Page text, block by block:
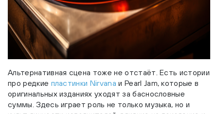
Альтернативная сцена тоже не отстаёт. Есть истории
про редкие пластинки Nirvana и Pearl Jam, которые в
оригинальных изданиях уходят за баснословные
суммы. Здесь играет роль не только музыка, но и